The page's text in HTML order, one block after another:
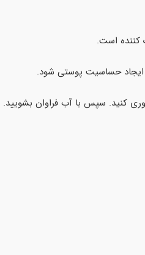
است.
حساسیت پوستی شود.
کنید. سپس با آب فراوان بشویید.